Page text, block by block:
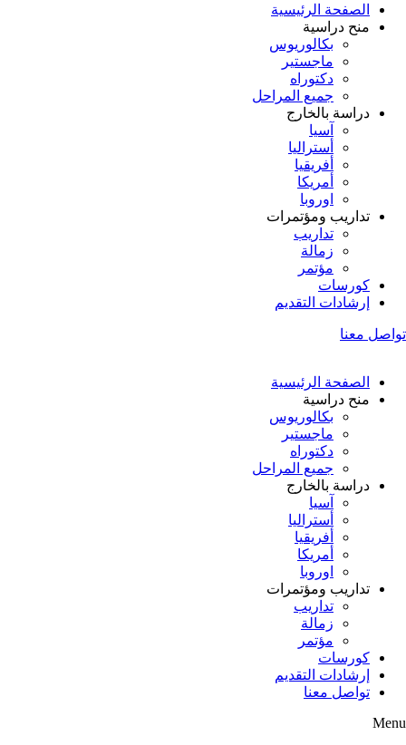
الصفحة الرئيسية
منح دراسية
بكالوريوس
ماجستير
دكتوراه
جميع المراحل
دراسة بالخارج
آسيا
أستراليا
أفريقيا
أمريكا
اوروبا
تداريب ومؤتمرات
تداريب
زمالة
مؤتمر
كورسات
إرشادات التقديم
تواصل معنا
الصفحة الرئيسية
منح دراسية
بكالوريوس
ماجستير
دكتوراه
جميع المراحل
دراسة بالخارج
آسيا
أستراليا
أفريقيا
أمريكا
اوروبا
تداريب ومؤتمرات
تداريب
زمالة
مؤتمر
كورسات
إرشادات التقديم
تواصل معنا
Menu